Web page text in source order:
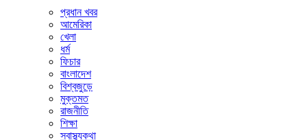
প্রধান খবর
আমেরিকা
খেলা
ধর্ম
ফিচার
বাংলাদেশ
বিশ্বজুড়ে
মুক্তমত
রাজনীতি
শিক্ষা
স্বাস্থ্যকথা